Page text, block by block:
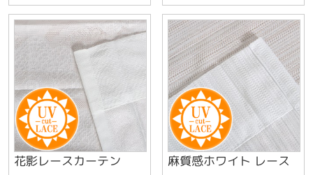
花影レースカーテン 麻質感ホワイト レース